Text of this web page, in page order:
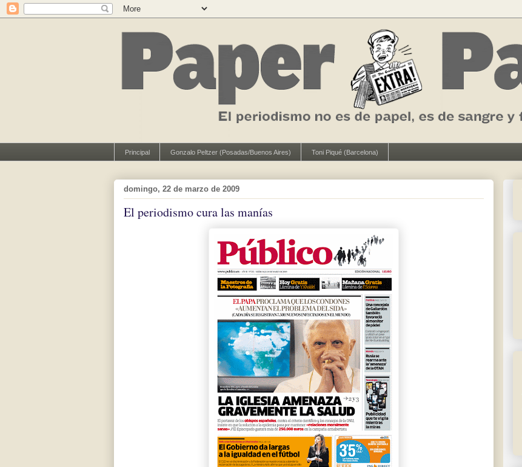
Principal Gonzalo Peltzer (Posadas/Buenos Aires) Toni Piqué (Barcelona)
domingo, 22 de marzo de 2009
El periodismo cura las manías